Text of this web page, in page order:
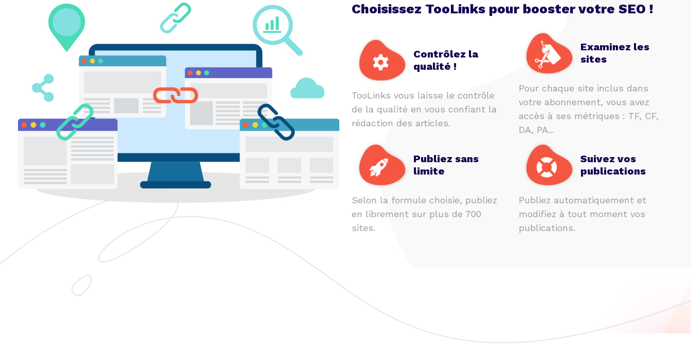
Choisissez TooLinks pour booster votre SEO !
Contrôlez la
qualité !
TooLinks vous laisse le contrôle
de la qualité en vous confiant la
rédaction des articles.
Examinez les
sites
Pour chaque site inclus dans
votre abonnement, vous avez
accès à ses métriques : TF, CF,
DA, PA...
Publiez sans
limite
Selon la formule choisie, publiez
en librement sur plus de 700
sites.
Suivez vos
publications
Publiez automatiquement et
modifiez à tout moment vos
publications.